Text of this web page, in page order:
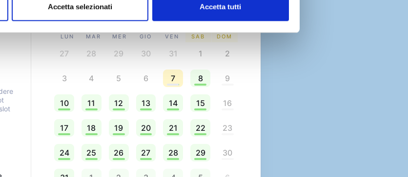
Accetta selezionati Accetta tutti
Agosto 2026
LUN MAR MER GIO VEN SAB DOM
27 28 29 30 31 1 2
3 4 5 6 7 8 9
10 11 12 13 14 15 16
17 18 19 20 21 22 23
24 25 26 27 28 29 30